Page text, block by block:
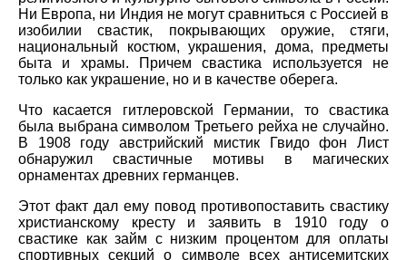
Ни Европа, ни Индия не могут сравниться с Россией в
изобилии свастик, покрывающих оружие, стяги,
национальный костюм, украшения, дома, предметы
быта и храмы. Причем свастика используется не
только как украшение, но и в качестве оберега.
Что касается гитлеровской Германии, то свастика
была выбрана символом Третьего рейха не случайно.
В 1908 году австрийский мистик Гвидо фон Лист
обнаружил свастичные мотивы в магических
орнаментах древних германцев.
Этот факт дал ему повод противопоставить свастику
христианскому кресту и заявить в 1910 году о
свастике как займ с низким процентом для оплаты
спортивных секций о символе всех антисемитских